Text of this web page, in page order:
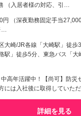
（入居者様の対応、引…
円 （深夜勤務固定手当
大崎/JR各線「大崎駅」徒歩
駅」徒歩5分、東急バス「
高年活躍中！【尚可】防
には入社後に取得していただ
詳細を見る